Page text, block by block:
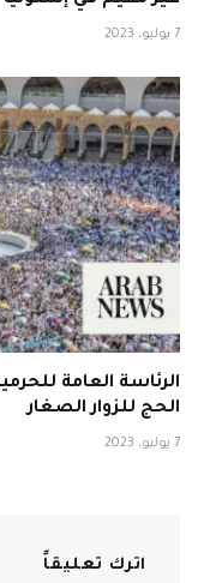
7 يوليو، 2023
الرئاسة العامة
الحج للزوار الصغار
7 يوليو، 2023
اترك تعليقاً